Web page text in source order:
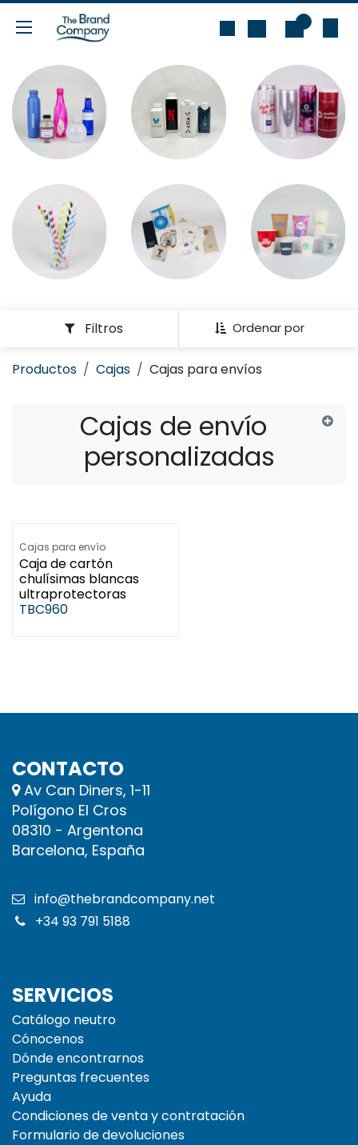
Ir al contenido
Ordenar por
Filtros
Productos Cajas Cajas para envíos
Cajas de envío
personalizadas
Cajas para envío
Caja de cartón
chulísimas blancas
ultraprotectoras
TBC960
CONTACTO
Av Can Diners, 1-11
Polígono El Cros
08310 - Argentona
Barcelona, España
info@thebrandcompany.net
+34 93 791 5188
SERVICIOS
Catálogo neutro
Cónocenos
Dónde encontrarnos
Preguntas frecuentes
Ayuda
Condiciones de venta y contratación
Formulario de devoluciones